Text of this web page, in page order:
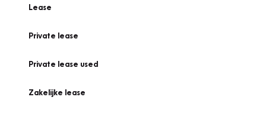
Lease
Private lease
Private lease used
Zakelijke lease